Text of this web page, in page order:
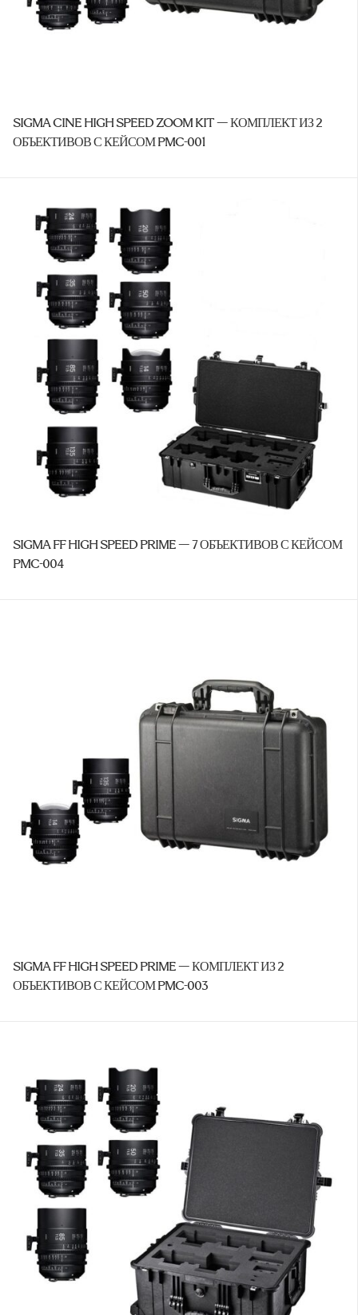
SIGMA CINE HIGH SPEED ZOOM KIT — КОМПЛЕКТ ИЗ 2
ОБЪЕКТИВОВ С КЕЙСОМ PMC-001
SIGMA FF HIGH SPEED PRIME — 7 ОБЪЕКТИВОВ С КЕЙСОМ
PMC-004
SIGMA FF HIGH SPEED PRIME — КОМПЛЕКТ ИЗ 2
ОБЪЕКТИВОВ С КЕЙСОМ PMC-003